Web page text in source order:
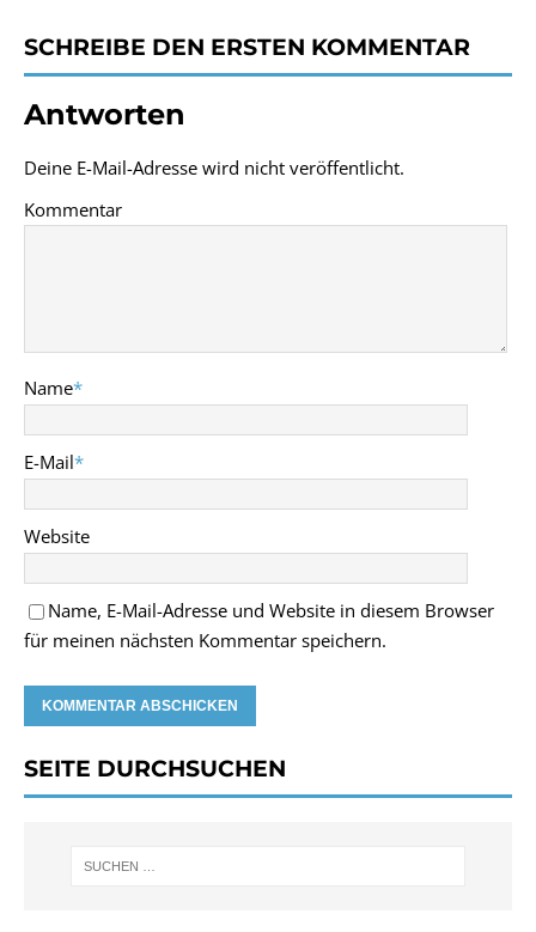
SCHREIBE DEN ERSTEN KOMMENTAR
Antworten
Deine E-Mail-Adresse wird nicht veröffentlicht.
Kommentar
Name*
E-Mail*
Website
Name, E-Mail-Adresse und Website in diesem Browser
für meinen nächsten Kommentar speichern.
SEITE DURCHSUCHEN